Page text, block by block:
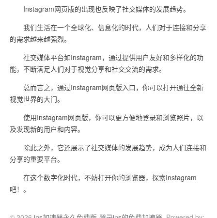
Instagram网页版的出现也反映了社交媒体的发展趋势。
我们生活在一个全球化、信息化的时代，人们对于连接和分享
的需求越来越强烈。
社交媒体平台如Instagram，通过提供用户友好和多样化的功
能，不断满足人们对于视觉分享和社交交流的需求。
总而言之，通过Instagram网页版入口，你可以打开通往全新
视觉世界的大门。
使用Instagram网页版，你可以更方便地登录和浏览照片，以
及发现新的用户和内容。
除此之外，它还展示了社交媒体的发展趋势，成为人们连接和
分享的重要平台。
在这个数字化时代，不妨打开你的浏览器，探索Instagram
吧！。